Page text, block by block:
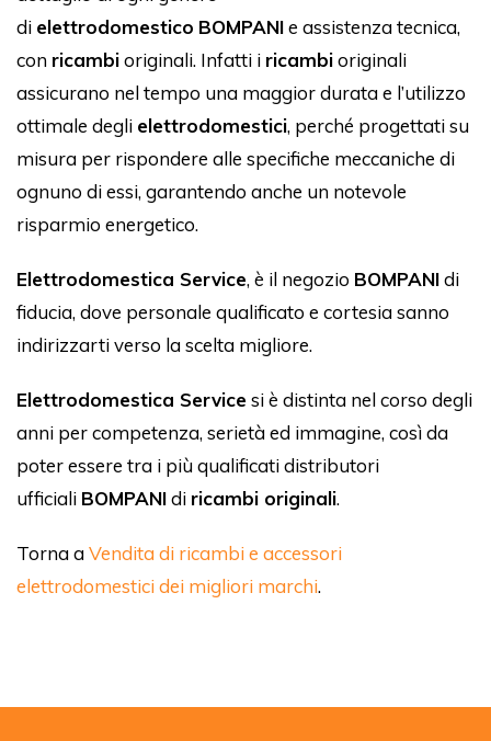
di elettrodomestico BOMPANIe assistenza tecnica,
con ricambioriginali. Infatti i ricambioriginali
assicurano nel tempo una maggior durata e l’utilizzo
ottimale degli elettrodomestici, perché progettati su
misura per rispondere alle specifiche meccaniche di
ognuno di essi, garantendo anche un notevole
risparmio energetico.
Elettrodomestica Service, è il negozio BOMPANIdi
fiducia, dove personale qualificato e cortesia sanno
indirizzarti verso la scelta migliore.
Elettrodomestica Servicesi è distinta nel corso degli
anni per competenza, serietà ed immagine, così da
poter essere tra i più qualificati distributori
ufficiali BOMPANIdi ricambi originali.
Torna aVendita di ricambi e accessori
elettrodomestici dei migliori marchi.